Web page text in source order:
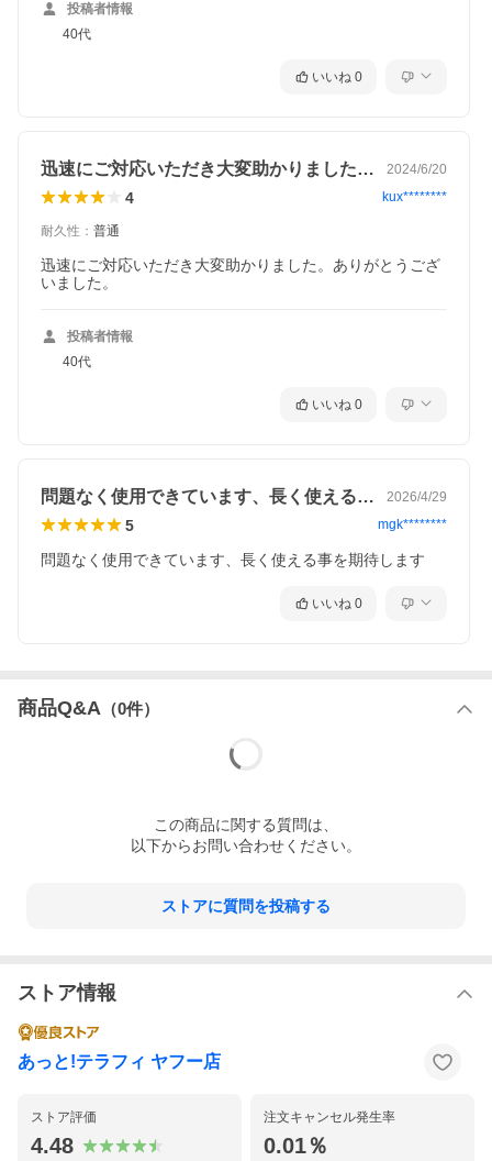
投稿者情報
40代
いいね 0
迅速にご対応いただき大変助かりました。… 2024/6/20
4 kux********
耐久性 ： 普通
迅速にご対応いただき大変助かりました。ありがとうござ
いました。
投稿者情報
40代
いいね 0
問題なく使用できています、長く使える事… 2026/4/29
5 mgk********
問題なく使用できています、長く使える事を期待します
いいね 0
商品Q&A （0件）
この商品に関する質問は、
以下からお問い合わせください。
ストアに質問を投稿する
ストア情報
あっと!テラフィ ヤフー店
ストア評価
4.48
注文キャンセル発生率
0.01％